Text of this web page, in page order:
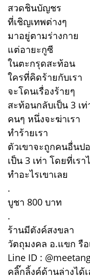
สวดชินบัญชร
ที่เชิญเทพต่างๆ
มาอยู่ตามร่างกาย
แต่อายะกูซี
ในตะกรุดสะท้อน
ใครที่คิดร้ายกับเรา
จะโดนเรื่องร้ายๆ
สะท้อนกลับเป็น 3 เท่
คนๆ หนึ่งจะฆ่าเรา
ทำร้ายเรา
ตัวเขาจะถูกคนอื่นป
เป็น 3 เท่า โดยที่เรา
ทำอะไรเขาเลย
.
บูชา 800 บาท
.
ร้านมีตังค์สงขลา
วัตถุมงคล อ.แขก รือ
Line ID :
คลิ๊กลิ้งค์ด้านล่างได้